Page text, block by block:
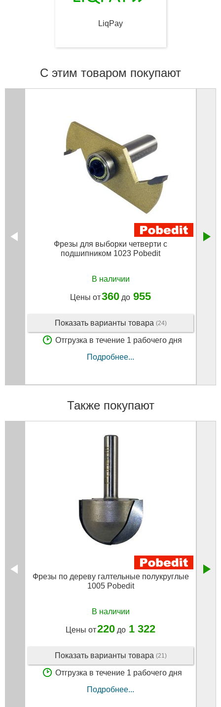
LiqPay
С этим товаром покупают
Фрезы для выборки четверти с
подшипником 1023 Pobedit
В наличии
Цены от360 до 955
Показать варианты товара (24)
Отгрузка в течение 1 рабочего дня
Подробнее...
Также покупают
Фрезы по дереву галтельные полукруглые
1005 Pobedit
В наличии
Цены от220 до 1 322
Показать варианты товара (21)
Отгрузка в течение 1 рабочего дня
Подробнее...